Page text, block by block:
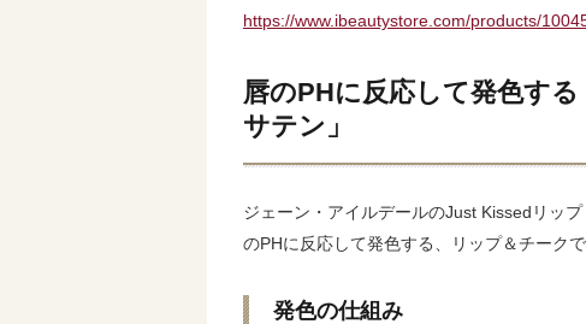
https://www.ibeautystore.com/products/
唇のPHに反応して発色す
サテン」
ジェーン・アイルデールのJust Kissedリッ
のPHに反応して発色する、リップ＆チークで
発色の仕組み